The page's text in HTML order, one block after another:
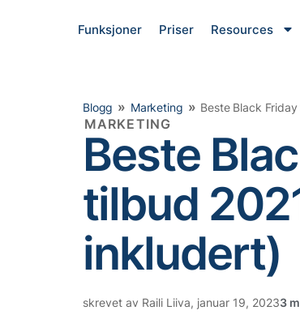
Funksjoner Priser Resources
Blogg » Marketing » Beste Black
MARKETING
Beste
tilbud
inkludert)
skrevet av Raili Liiva, januar 19, 2023